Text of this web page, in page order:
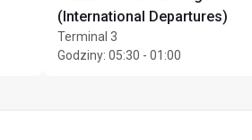
(International Departures)
Terminal 3
Godziny: 05:30 - 01:00